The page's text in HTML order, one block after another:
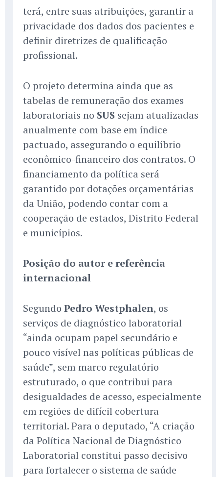
terá, entre suas atribuições, garantir a
privacidade dos dados dos pacientes e
definir diretrizes de qualificação
profissional.
O projeto determina ainda que as
tabelas de remuneração dos exames
laboratoriais no SUS sejam atualizadas
anualmente com base em índice
pactuado, assegurando o equilíbrio
econômico-financeiro dos contratos. O
financiamento da política será
garantido por dotações orçamentárias
da União, podendo contar com a
cooperação de estados, Distrito Federal
e municípios.
Posição do autor e referência
internacional
Segundo Pedro Westphalen, os
serviços de diagnóstico laboratorial
“ainda ocupam papel secundário e
pouco visível nas políticas públicas de
saúde”, sem marco regulatório
estruturado, o que contribui para
desigualdades de acesso, especialmente
em regiões de difícil cobertura
territorial. Para o deputado, “A criação
da Política Nacional de Diagnóstico
Laboratorial constitui passo decisivo
para fortalecer o sistema de saúde